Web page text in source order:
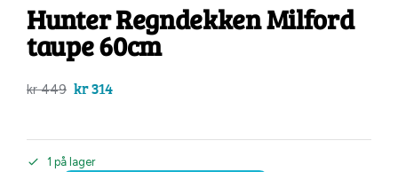
Hunter Regndekken Milford
taupe 60cm
kr449 kr314
1 på lager